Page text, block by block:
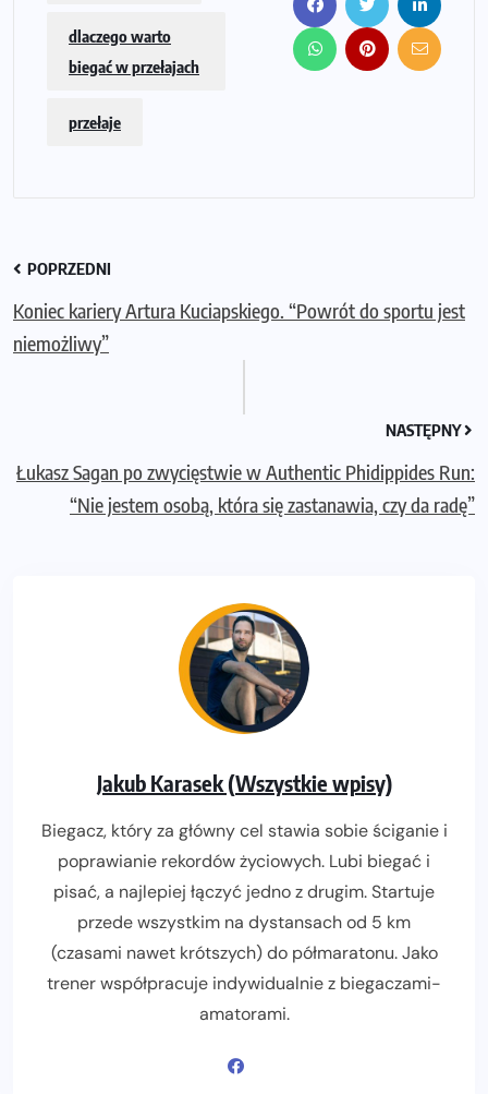
dlaczego warto
biegać w przełajach
przełaje
POPRZEDNI
Koniec kariery Artura Kuciapskiego. “Powrót do sportu jest
niemożliwy”
NASTĘPNY
Łukasz Sagan po zwycięstwie w Authentic Phidippides Run:
“Nie jestem osobą, która się zastanawia, czy da radę”
Jakub Karasek (Wszystkie wpisy)
Biegacz, który za główny cel stawia sobie ściganie i
poprawianie rekordów życiowych. Lubi biegać i
pisać, a najlepiej łączyć jedno z drugim. Startuje
przede wszystkim na dystansach od 5 km
(czasami nawet krótszych) do półmaratonu. Jako
trener współpracuje indywidualnie z biegaczami-
amatorami.